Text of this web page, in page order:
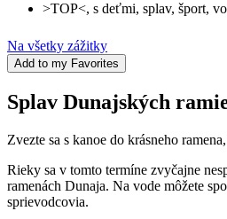
>TOP<, s deťmi, splav, šport,
Na všetky zážitky
Add to my Favorites
Splav Dunajských
Zvezte sa s kanoe do krásneho
Rieky sa v tomto termíne zvyčajne
ramenách Dunaja. Na vode môžete
sprievodcovia.